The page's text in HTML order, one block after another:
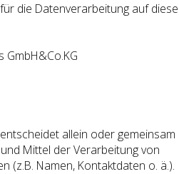
die Datenverarbeitung auf
GmbH&Co.KG
allein oder gemeinsam
Mittel der Verarbeitung von
(z.B. Namen, Kontaktdaten o. ä.).